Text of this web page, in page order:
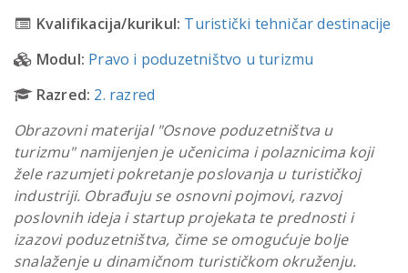
Kvalifikacija/kurikul: Turistički tehničar destinacije
Modul: Pravo i poduzetništvo u turizmu
Razred: 2. razred
Obrazovni materijal "Osnove poduzetništva u
turizmu" namijenjen je učenicima i polaznicima koji
žele razumjeti pokretanje poslovanja u turističkoj
industriji. Obrađuju se osnovni pojmovi, razvoj
poslovnih ideja i startup projekata te prednosti i
izazovi poduzetništva, čime se omogućuje bolje
snalaženje u dinamičnom turističkom okruženju.